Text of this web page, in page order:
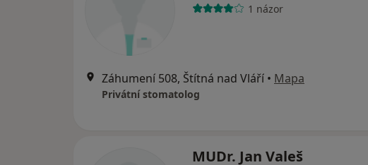
1 názor
Záhumení 508, Štítná nad Vláří • Mapa
Privátní stomatolog
MUDr. Jan Valeš